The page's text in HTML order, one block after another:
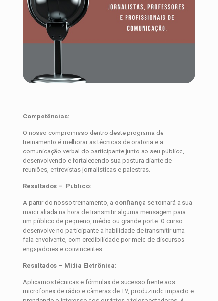
Competências:
O nosso compromisso dentro deste programa de
treinamento é melhorar as técnicas de oratória e a
comunicação verbal do participante junto ao seu público,
desenvolvendo e fortalecendo sua postura diante de
reuniões, entrevistas jornalísticas e palestras.
Resultados – Público:
A partir do nosso treinamento, a confiança se tornará a sua
maior aliada na hora de transmitir alguma mensagem para
um público de pequeno, médio ou grande porte. O curso
desenvolve no participante a habilidade de transmitir uma
fala envolvente, com credibilidade por meio de discursos
engajadores e convincentes.
Resultados – Mídia Eletrônica:
Aplicamos técnicas e fórmulas de sucesso frente aos
microfones de rádio e câmeras de TV, produzindo impacto e